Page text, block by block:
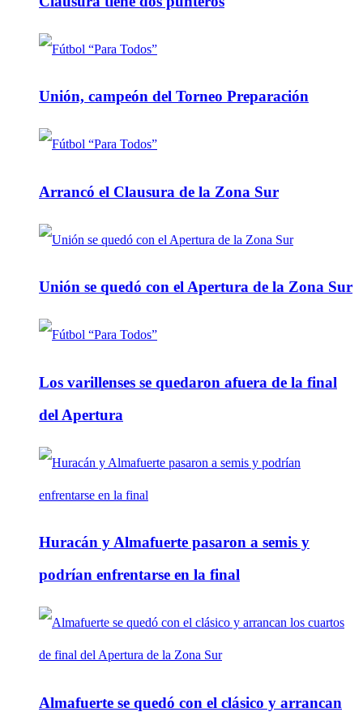
Unión, campeón del Torneo Preparación
Arrancó el Clausura de la Zona Sur
Unión se quedó con el Apertura de la Zona Sur
Los varillenses se quedaron afuera de la final
del Apertura
Huracán y Almafuerte pasaron a semis y
podrían enfrentarse en la final
Almafuerte se quedó con el clásico y arrancan